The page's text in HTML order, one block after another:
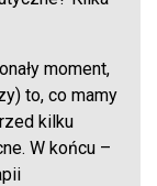
moment,
to, co mamy
kilku
W końcu –